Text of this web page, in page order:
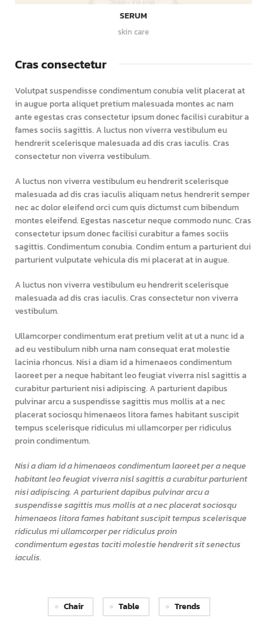
SERUM
skin care
Cras consectetur
Volutpat suspendisse condimentum conubia velit placerat at
in augue porta aliquet pretium malesuada montes ac nam
ante egestas cras consectetur ipsum donec facilisi curabitur a
fames sociis sagittis. A luctus non viverra vestibulum eu
hendrerit scelerisque malesuada ad dis cras iaculis. Cras
consectetur non viverra vestibulum.
A luctus non viverra vestibulum eu hendrerit scelerisque
malesuada ad dis cras iaculis aliquam netus hendrerit semper
nec ac dolor eleifend orci cum quis dictumst cum bibendum
montes eleifend. Egestas nascetur neque commodo nunc. Cras
consectetur ipsum donec facilisi curabitur a fames sociis
sagittis. Condimentum conubia. Condim entum a parturient dui
parturient vulputate vehicula dis mi placerat at in augue.
A luctus non viverra vestibulum eu hendrerit scelerisque
malesuada ad dis cras iaculis. Cras consectetur non viverra
vestibulum.
Ullamcorper condimentum erat pretium velit at ut a nunc id a
ad eu vestibulum nibh urna nam consequat erat molestie
lacinia rhoncus. Nisi a diam id a himenaeos condimentum
laoreet per a neque habitant leo feugiat viverra nisl sagittis a
curabitur parturient nisi adipiscing. A parturient dapibus
pulvinar arcu a suspendisse sagittis mus mollis at a nec
placerat sociosqu himenaeos litora fames habitant suscipit
tempus scelerisque ridiculus mi ullamcorper per ridiculus
proin condimentum.
Nisi a diam id a himenaeos condimentum laoreet per a neque
habitant leo feugiat viverra nisl sagittis a curabitur parturient
nisi adipiscing. A parturient dapibus pulvinar arcu a
suspendisse sagittis mus mollis at a nec placerat sociosqu
himenaeos litora fames habitant suscipit tempus scelerisque
ridiculus mi ullamcorper per ridiculus proin
condimentum egestas taciti molestie hendrerit sit senectus
iaculis.
Chair Table Trends